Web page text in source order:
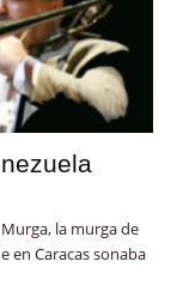
Murga, la murga de
en Caracas sonaba